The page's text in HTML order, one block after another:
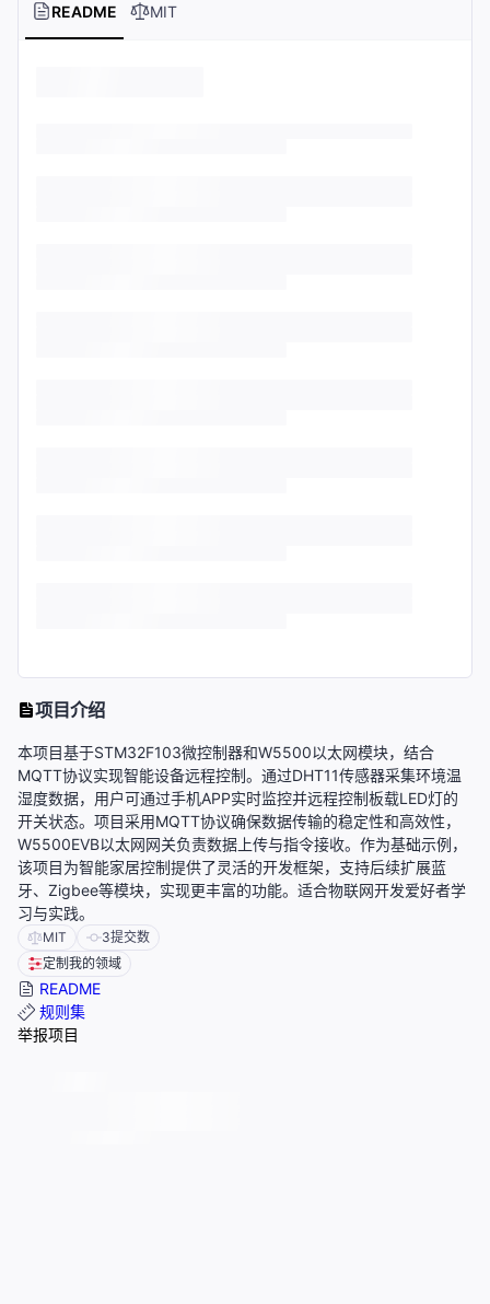
README MIT
项目介绍
本项目基于STM32F103微控制器和W5500以太网模块，结合
MQTT协议实现智能设备远程控制。通过DHT11传感器采集环境温
湿度数据，用户可通过手机APP实时监控并远程控制板载LED灯的
开关状态。项目采用MQTT协议确保数据传输的稳定性和高效性，
W5500EVB以太网网关负责数据上传与指令接收。作为基础示例，
该项目为智能家居控制提供了灵活的开发框架，支持后续扩展蓝
牙、Zigbee等模块，实现更丰富的功能。适合物联网开发爱好者学
习与实践。
MIT 3提交数
定制我的领域
README
规则集
举报项目